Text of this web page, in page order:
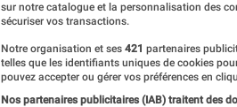
sur notre catalogue et la personnalisation des
sécuriser vos transactions.
Notre organisation et ses 421 partenaires
telles que les identifiants uniques de cookies
pouvez accepter ou gérer vos préférences en
Nos partenaires publicitaires (IAB) traitent des